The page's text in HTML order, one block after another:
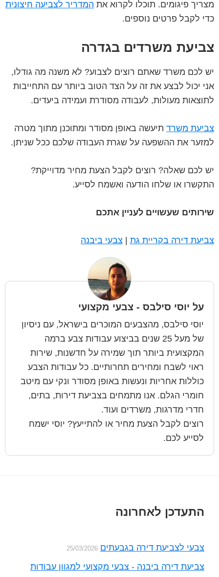
מצריך פיגומים. תוכלו לקרוא את המדריך לצביעה חיצונית
כדי לקבל פרטים נוספים.
צביעת משרדים בגדרה
יש לכם משרד שאתם רוצים לצבוע? לא משנה מה גודלו,
אני יכול לבצע את זה על הצד הטוב ביותר עם התחייבות
לתוצאות מעולות, לעבודה מסודרת ועמידה ביעדים.
צביעת משרד תיעשה באופן מסודר ומתוכנן מתוך מטרה
למזער את ההשפעה על שגרת העבודה שלכם ככל שניתן.
יש לכם שאלה? רוצים לקבל הצעת מחיר מדוייקת?
התקשרו או שלחו הודעה ואשמח לסייע.
שירותים שעשויים לעניין אתכם
צביעת דירה בקריית גת | צבעי ביבנה
על יוסי סילבס - צבעי מקצועי
יוסי סילבס, מהצבעים המוכרים בישראל, עם ניסיון
של מעל 25 שנים בביצוע עבודות צבע ברמה
המקצועית ביותר תוך שמירה על חדשנות, שירות
ראוי לשבח ומחירים תחרותיים. כל עבודות הצבע
כוללות אחריות ונעשות באופן מסודר ונקי עם מיטב
חומרי הגלם. אנו מתמחים בצביעת דירות, בתים,
חדרי מדרגות, משרדים ועוד.
רוצים לקבל הצעת מחיר או להתייעץ? יוסי ישמח
לסייע לכם.
Footer
התעדכן לאחרונה
צבעי לצביעת דירה בגבעתים 25/03/2026
צביעת דירה ביבנה - צבעי מקצועי למגוון עבודות